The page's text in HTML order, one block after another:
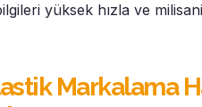
yüksek hızla ve
Markalama